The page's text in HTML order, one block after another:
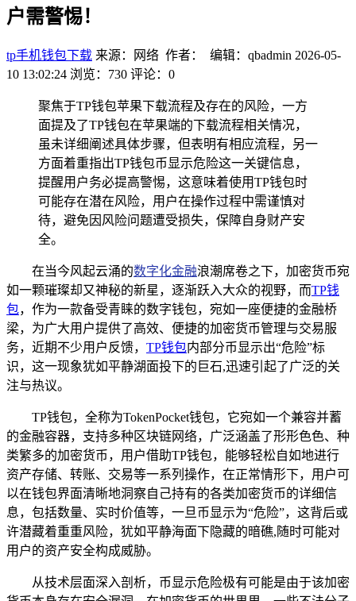
户需警惕！
tp手机钱包下载 来源：网络 作者： 编辑：qbadmin 2026-05-
10 13:02:24 浏览：730 评论：0
聚焦于TP钱包苹果下载流程及存在的风险，一方
面提及了TP钱包在苹果端的下载流程相关情况，
虽未详细阐述具体步骤，但表明有相应流程，另一
方面着重指出TP钱包币显示危险这一关键信息，
提醒用户务必提高警惕，这意味着使用TP钱包时
可能存在潜在风险，用户在操作过程中需谨慎对
待，避免因风险问题遭受损失，保障自身财产安
全。
在当今风起云涌的数字化金融浪潮席卷之下，加密货币宛
如一颗璀璨却又神秘的新星，逐渐跃入大众的视野，而TP钱
包，作为一款备受青睐的数字钱包，宛如一座便捷的金融桥
梁，为广大用户提供了高效、便捷的加密货币管理与交易服
务，近期不少用户反馈， TP钱包内部分币显示出“危险”标
识，这一现象犹如平静湖面投下的巨石,迅速引起了广泛的关
注与热议。
TP钱包，全称为TokenPocket钱包，它宛如一个兼容并蓄
的金融容器，支持多种区块链网络，广泛涵盖了形形色色、种
类繁多的加密货币，用户借助TP钱包，能够轻松自如地进行
资产存储、转账、交易等一系列操作，在正常情形下，用户可
以在钱包界面清晰地洞察自己持有的各类加密货币的详细信
息，包括数量、实时价值等，一旦币显示为“危险”，这背后或
许潜藏着重重风险，犹如平静海面下隐藏的暗礁,随时可能对
用户的资产安全构成威胁。
从技术层面深入剖析，币显示危险极有可能是由于该加密